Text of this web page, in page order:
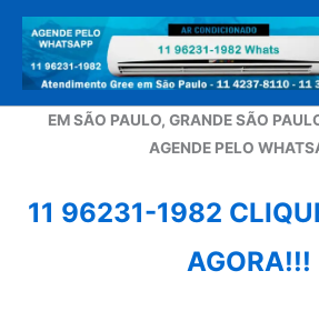
para
conteúdo
EM SÃO PAULO, GRANDE SÃO
AGENDE PELO
11 96231-1982
AGORA!!!